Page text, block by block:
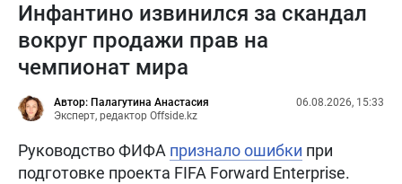
Инфантино извинился за скандал
вокруг продажи прав на
чемпионат мира
Автор: Палагутина Анастасия
Эксперт, редактор Offside.kz
06.08.2026, 15:33
Руководство ФИФА признало ошибки при
подготовке проекта FIFA Forward Enterprise.